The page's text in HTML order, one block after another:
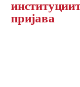
пријава